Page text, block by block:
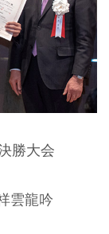
勝大会
雲龍吟